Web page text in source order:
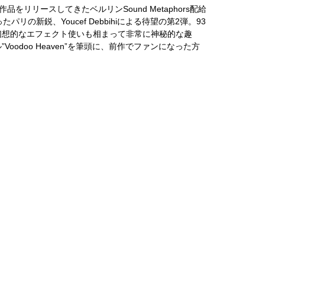
品をリリースしてきたベルリンSound Metaphors配給
パリの新鋭、Youcef Debbihiによる待望の第2弾。93
的なエフェクト使いも相まって非常に神秘的な趣
Heaven”を筆頭に、前作でファンになった方